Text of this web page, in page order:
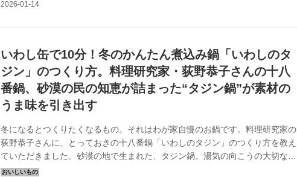
いわし缶で10分！冬のかんたん煮込み鍋「いわしのタ
ジン」のつくり方。料理研究家・荻野恭子さんの十八
番鍋、砂漠の民の知恵が詰まった“タジン鍋”が素材の
うま味を引き出す
冬になるとつくりたくなるもの。それはわが家自慢のお鍋です。料理研究家の
荻野恭子さんに、とっておきの十八番鍋「いわしのタジン」のつくり方を教え
ていただきました。砂漠の地で生まれた、タジン鍋。湯気の向こうの大切なだ
れかを思い浮かべながら、いつもと違う鍋料理を楽しんでみませんか。